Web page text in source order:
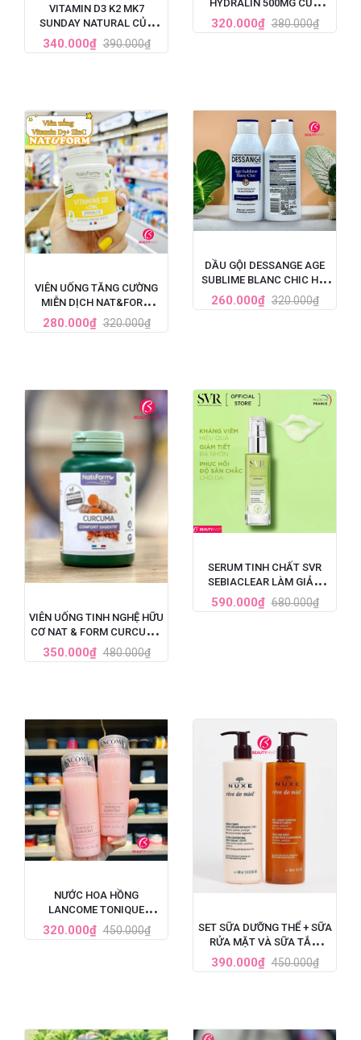
VITAMIN D3 K2 MK7
SUNDAY NATURAL CỦA
ĐỨC TĂNG CHIỀU CAO CHO
BÉ 20ML
340.000₫ 390.000₫
HYDRALIN 500MG CỦA
PHÁP 1 LIỆU TRÌNH
320.000₫ 380.000₫
VIÊN UỐNG TĂNG CƯỜNG
MIỄN DỊCH NAT&FORM
VITAMIN D3 + ZINC HỘP 60
VIÊN
280.000₫ 320.000₫
DẦU GỘI DESSANGE AGE
SUBLIME BLANC CHIC HỒI
SINH TÓC BẠC 250ML
260.000₫ 320.000₫
VIÊN UỐNG TINH NGHỆ HỮU
CƠ NAT & FORM CURCUMA
BIO 200 VIÊN PHÁP
350.000₫ 480.000₫
SERUM TINH CHẤT SVR
SEBIACLEAR LÀM GIẢM
MỤN, MỜ NÁM, LÀM MỀM
MỊN DA 30ML
590.000₫ 680.000₫
NƯỚC HOA HỒNG
LANCOME TONIQUE
CONFORT CẤP ẨM DỊU DA
125ML
320.000₫ 450.000₫
SET SỮA DƯỠNG THỂ + SỮA
RỬA MẶT VÀ SỮA TẮM
NUXE REVE DE MIEL TINH
CHẤT MẬT ONG 400ML
390.000₫ 450.000₫